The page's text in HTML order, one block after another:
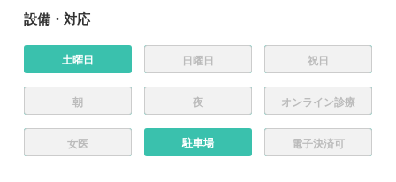
設備・対応
土曜日 日曜日 祝日
朝 夜 オンライン診療
女医 駐車場 電子決済可